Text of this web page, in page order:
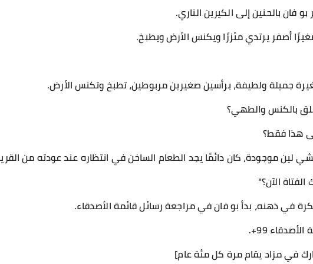
بالحنين إلى الكيرين الناري.
أصفر يرتدي مئزرًا ويكنس الأرض ويطبخ.
جميلة ولطيفة، برأسين صغيرين مربوطين، تطبخ وتكنس الأرض.
بالكنس والطهي؟
هذا فقط؟
لين موجودة، كان دائمًا يجد الطعام الساخن في انتظاره عند عودته من
الآن؟"
في ذهنه، بدأ بو فان في مراجعة رسائل قائمة الأصدقاء.
99+.
في مزاد يقام مرة كل مئة عام]